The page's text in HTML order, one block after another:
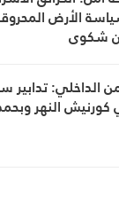
الأرض
شكوى
النهر